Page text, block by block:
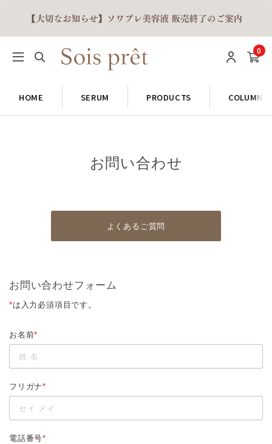
0
HOME SERUM PRODUCTS COLUMN
お問い合わせ
よくあるご質問
お問い合わせフォーム
*は入力必須項目です。
お名前*
フリガナ*
電話番号*